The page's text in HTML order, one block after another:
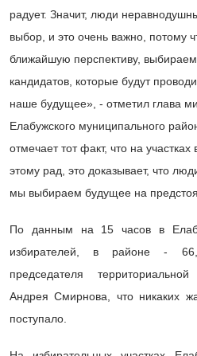
радует. Значит, люди
выбор, и это очень важно, потому
ближайшую перспективу,
кандидатов, которые будут
наше будущее», - отметил глава
Елабужского муниципального
отмечает тот факт, что на
этому рад, это доказывает, что
мы выбираем будущее на
По данным на 15 часов в
избирателей, в районе -
председателя
Андрея Смирнова, что никаких
поступало.